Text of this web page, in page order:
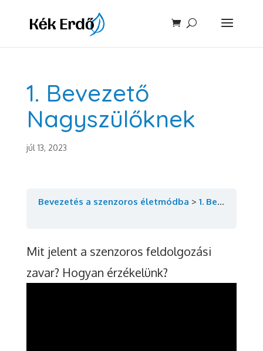
1. Bevezető
Nagyszülőknek
júl 13, 2023
Bevezetés a szenzoros életmódba 1. Bevezető Nagyszülőknek
Mit jelent a szenzoros feldolgozási
zavar? Hogyan érzékelünk?